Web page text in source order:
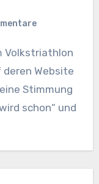
deren Website
Stimmung
schon“ und